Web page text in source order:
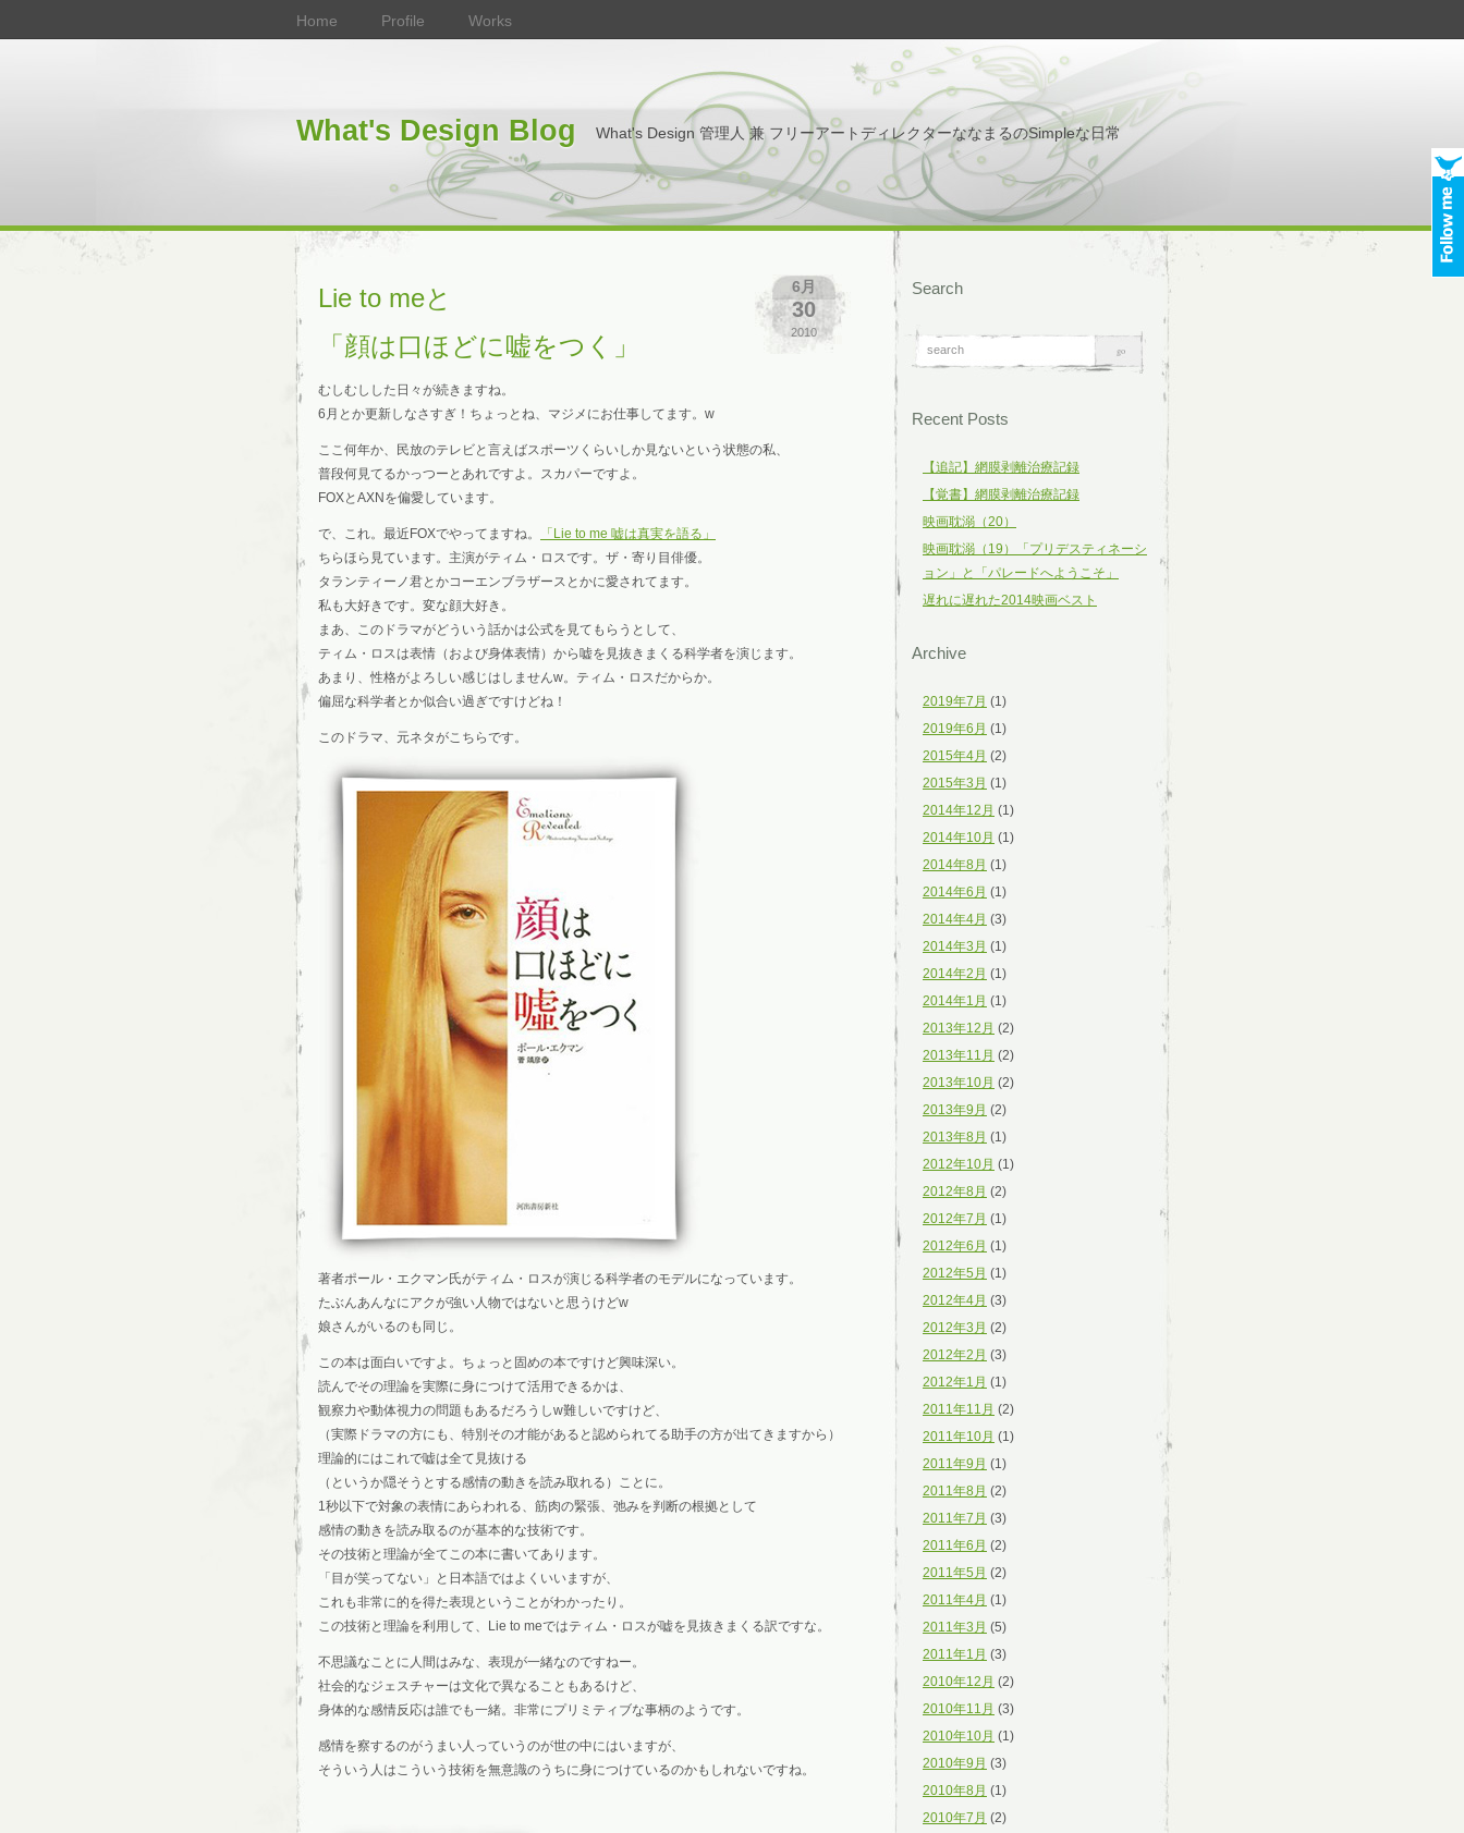
Home Profile Works
What's Design Blog What's Design 管理人 兼 フリーアートディレクターななまるのSimpleな日常
6月
30
2010
Lie to meと
「顔は口ほどに嘘をつく」
むしむしした日々が続きますね。
6月とか更新しなさすぎ！ちょっとね、マジメにお仕事してます。w
ここ何年か、民放のテレビと言えばスポーツくらいしか見ないという状態の私、
普段何見てるかっつーとあれですよ。スカパーですよ。
FOXとAXNを偏愛しています。
で、これ。最近FOXでやってますね。
「Lie to me 嘘は真実を語る」
ちらほら見ています。主演がティム・ロスです。ザ・寄り目俳優。
タランティーノ君とかコーエンブラザースとかに愛されてます。
私も大好きです。変な顔大好き。
まあ、このドラマがどういう話かは公式を見てもらうとして、
ティム・ロスは表情（および身体表情）から嘘を見抜きまくる科学者を演じます。
あまり、性格がよろしい感じはしませんw。ティム・ロスだからか。
偏屈な科学者とか似合い過ぎですけどね！
このドラマ、元ネタがこちらです。
著者ポール・エクマン氏がティム・ロスが演じる科学者のモデルになっています。
たぶんあんなにアクが強い人物ではないと思うけどw
娘さんがいるのも同じ。
この本は面白いですよ。ちょっと固めの本ですけど興味深い。
読んでその理論を実際に身につけて活用できるかは、
観察力や動体視力の問題もあるだろうしw難しいですけど、
（実際ドラマの方にも、特別その才能があると認められてる助手の方が出てきますから）
理論的にはこれで嘘は全て見抜ける
（というか隠そうとする感情の動きを読み取れる）ことに。
1秒以下で対象の表情にあらわれる、筋肉の緊張、弛みを判断の根拠として
感情の動きを読み取るのが基本的な技術です。
その技術と理論が全てこの本に書いてあります。
「目が笑ってない」と日本語ではよくいいますが、
これも非常に的を得た表現ということがわかったり。
この技術と理論を利用して、Lie to meではティム・ロスが嘘を見抜きまくる訳ですな。
不思議なことに人間はみな、表現が一緒なのですねー。
社会的なジェスチャーは文化で異なることもあるけど、
身体的な感情反応は誰でも一緒。非常にプリミティブな事柄のようです。
感情を察するのがうまい人っていうのが世の中にはいますが、
そういう人はこういう技術を無意識のうちに身につけているのかもしれないですね。
Search
Recent Posts
【追記】網膜剥離治療記録
【覚書】網膜剥離治療記録
映画耽溺（20）
映画耽溺（19）「プリデスティネーシ
ョン」と「パレードへようこそ」
遅れに遅れた2014映画ベスト
Archive
2019年7月 (1)
2019年6月 (1)
2015年4月 (2)
2015年3月 (1)
2014年12月 (1)
2014年10月 (1)
2014年8月 (1)
2014年6月 (1)
2014年4月 (3)
2014年3月 (1)
2014年2月 (1)
2014年1月 (1)
2013年12月 (2)
2013年11月 (2)
2013年10月 (2)
2013年9月 (2)
2013年8月 (1)
2012年10月 (1)
2012年8月 (2)
2012年7月 (1)
2012年6月 (1)
2012年5月 (1)
2012年4月 (3)
2012年3月 (2)
2012年2月 (3)
2012年1月 (1)
2011年11月 (2)
2011年10月 (1)
2011年9月 (1)
2011年8月 (2)
2011年7月 (3)
2011年6月 (2)
2011年5月 (2)
2011年4月 (1)
2011年3月 (5)
2011年1月 (3)
2010年12月 (2)
2010年11月 (3)
2010年10月 (1)
2010年9月 (3)
2010年8月 (1)
2010年7月 (2)